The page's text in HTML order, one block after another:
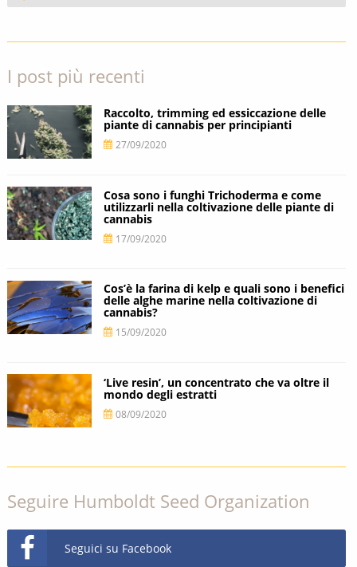
I post più recenti
Raccolto, trimming ed essiccazione delle
piante di cannabis per principianti
27/09/2020
Cosa sono i funghi Trichoderma e come
utilizzarli nella coltivazione delle piante di
cannabis
17/09/2020
Cos’è la farina di kelp e quali sono i benefici
delle alghe marine nella coltivazione di
cannabis?
15/09/2020
‘Live resin’, un concentrato che va oltre il
mondo degli estratti
08/09/2020
Seguire Humboldt Seed Organization
Seguici su Facebook